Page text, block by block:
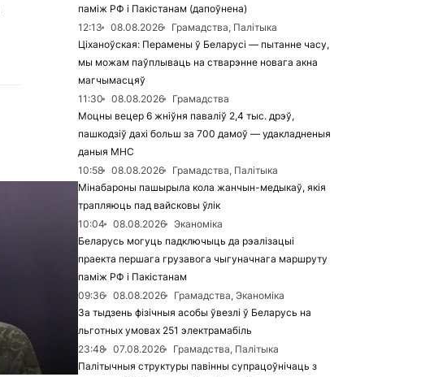
паміж РФ і Пакістанам (дапоўнена)
12:13
08.08.2026
Грамадства, Палітыка
Ціханоўская: Перамены ў Беларусі — пытанне часу,
мы можам паўплываць на стварэнне новага акна
магчымасцяў
11:30
08.08.2026
Грамадства
Моцны вецер 6 жніўня паваліў 2,4 тыс. дрэў,
пашкодзіў дахі больш за 700 дамоў — удакладненыя
даныя МНС
10:58
08.08.2026
Грамадства, Палітыка
Мінабароны пашырыла кола жанчын-медыкаў, якія
трапляюць пад вайсковы ўлік
10:04
08.08.2026
Эканоміка
Беларусь могуць падключыць да рэалізацыі
праекта першага грузавога чыгуначнага маршруту
паміж РФ і Пакістанам
09:36
08.08.2026
Грамадства, Эканоміка
За тыдзень фізічныя асобы ўвезлі ў Беларусь на
льготных умовах 251 электрамабіль
23:48
07.08.2026
Грамадства, Палітыка
Палітычныя структуры павінны супрацоўнічаць з